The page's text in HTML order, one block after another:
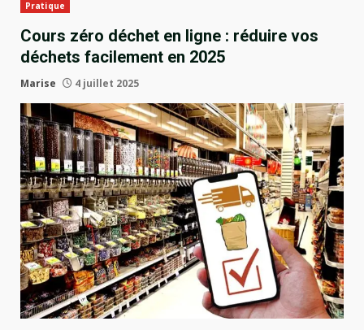
Pratique
Cours zéro déchet en ligne : réduire vos
déchets facilement en 2025
Marise 4 juillet 2025